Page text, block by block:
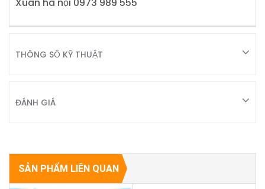
Xuân hà nội 0973 989 555
THÔNG SỐ KỸ THUẬT
ĐÁNH GIÁ
SẢN PHẨM LIÊN QUAN